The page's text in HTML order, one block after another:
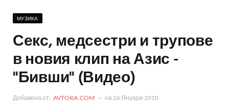
МУЗИКА
Секс, медсестри и трупове
в новия клип на Азис -
"Бивши" (Видео)
Добавена от: AVTORA.COM на 26 Януари 2010